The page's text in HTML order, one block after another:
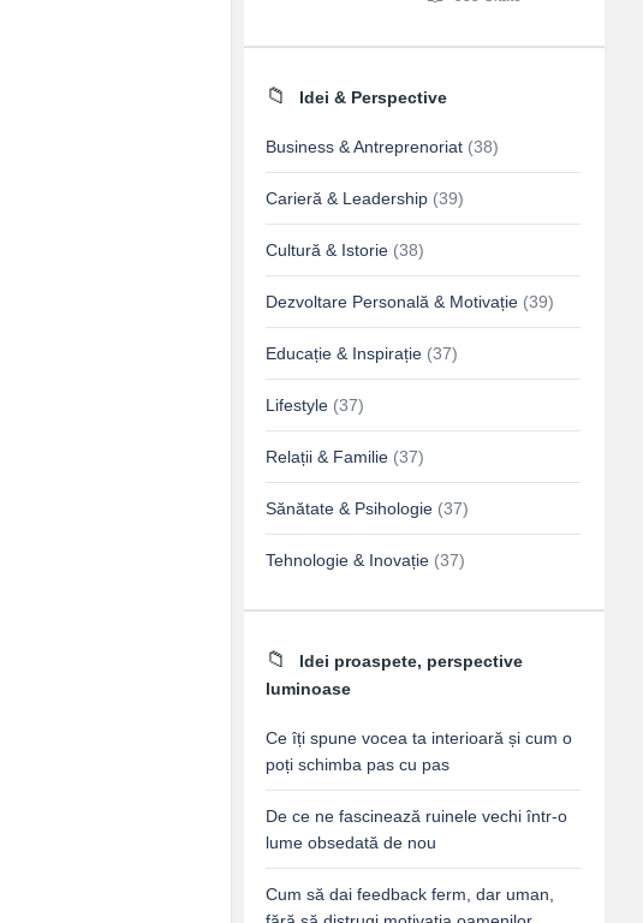
Idei & Perspective
Business & Antreprenoriat (38)
Carieră & Leadership (39)
Cultură & Istorie (38)
Dezvoltare Personală & Motivație (39)
Educație & Inspirație (37)
Lifestyle (37)
Relații & Familie (37)
Sănătate & Psihologie (37)
Tehnologie & Inovație (37)
Idei proaspete, perspective
luminoase
Ce îți spune vocea ta interioară și cum o
poți schimba pas cu pas
De ce ne fascinează ruinele vechi într-o
lume obsedată de nou
Cum să dai feedback ferm, dar uman,